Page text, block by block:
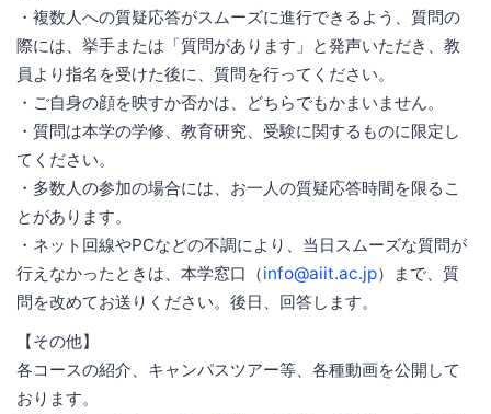
・複数人への質疑応答がスムーズに進行できるよう、質問の
際には、挙手または「質問があります」と発声いただき、教
員より指名を受けた後に、質問を行ってください。
・ご自身の顔を映すか否かは、どちらでもかまいません。
・質問は本学の学修、教育研究、受験に関するものに限定し
てください。
・多数人の参加の場合には、お一人の質疑応答時間を限るこ
とがあります。
・ネット回線やPCなどの不調により、当日スムーズな質問が
行えなかったときは、本学窓口（info@aiit.ac.jp）まで、質
問を改めてお送りください。後日、回答します。
【その他】
各コースの紹介、キャンパスツアー等、各種動画を公開して
おります。